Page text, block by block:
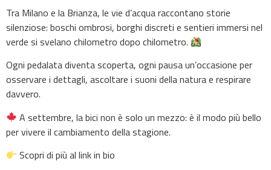
Tra Milano e la Brianza, le vie d’acqua raccontano storie
silenziose: boschi ombrosi, borghi discreti e sentieri immersi nel
verde si svelano chilometro dopo chilometro.
Ogni pedalata diventa scoperta, ogni pausa un’occasione per
osservare i dettagli, ascoltare i suoni della natura e respirare
davvero.
A settembre, la bici non è solo un mezzo: è il modo più bello
per vivere il cambiamento della stagione.
Scopri di più al link in bio